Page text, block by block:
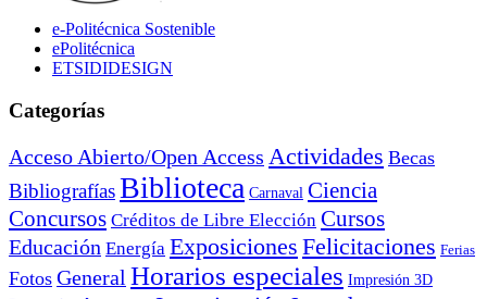
e-Politécnica Sostenible
ePolitécnica
ETSIDIDESIGN
Categorías
Acceso Abierto/Open Access Actividades Becas
BibliografíasBiblioteca Carnaval Ciencia
Concursos Créditos de Libre Elección Cursos
Educación Energía Exposiciones Felicitaciones Ferias
Fotos General Horarios especiales Impresión 3D